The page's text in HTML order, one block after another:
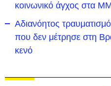
κοινωνικό άγχος στα
Αδιανόητος
που δεν μέτρησε στη
κενό